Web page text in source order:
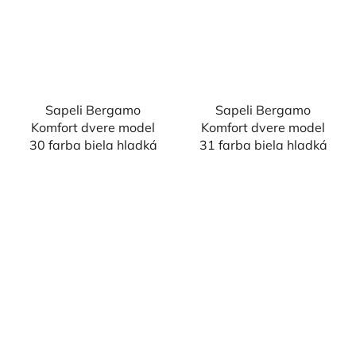
Sapeli Bergamo
Komfort dvere model
30 farba biela hladká
Sapeli Bergamo
Komfort dvere model
31 farba biela hladká